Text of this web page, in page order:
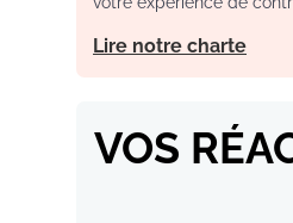
Lire notre charte
VOS